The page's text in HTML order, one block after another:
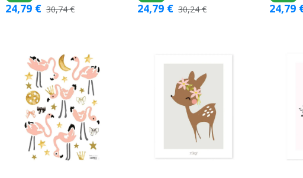
24,79€ 30,74€ 24,79€ 30,24€ 24,79